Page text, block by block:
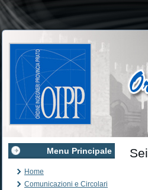
Menu Principale
Home
Comunicazioni e Circolari